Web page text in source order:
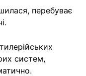
перебуває
систем,